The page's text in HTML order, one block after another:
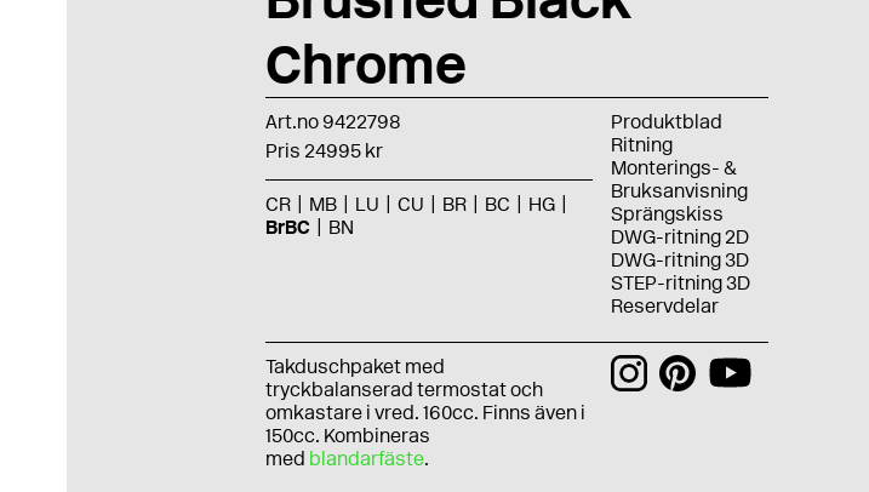
Chrome
Art.no 9422798
Pris 24995 kr
CR MB LU CU BR BC
HG
BrBC
BN
Produktblad
Ritning
Monterings- &
Bruksanvisning
Sprängskiss
DWG-ritning 2D
DWG-ritning 3D
STEP-ritning 3D
Reservdelar
Takduschpaket med
tryckbalanserad termostat och
omkastare i vred. 160cc. Finns även i
150cc. Kombineras
med blandarfäste.